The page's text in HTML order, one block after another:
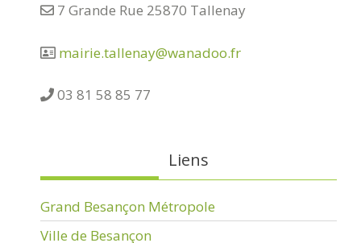
7 Grande Rue 25870 Tallenay
mairie.tallenay@wanadoo.fr
03 81 58 85 77
Liens
Grand Besançon Métropole
Ville de Besançon